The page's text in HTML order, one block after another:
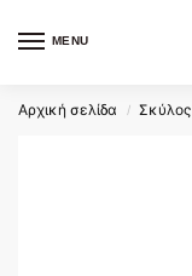
MENU
Αρχική σελίδα / Σκύλος